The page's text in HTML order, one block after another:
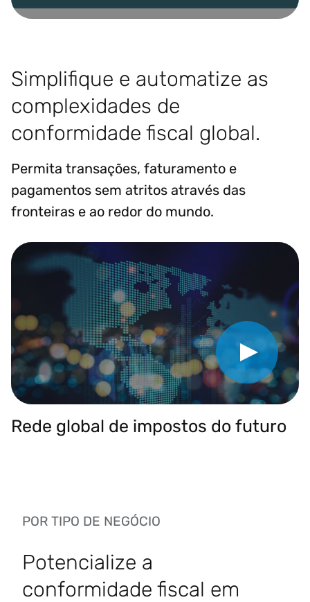
Simplifique e automatize as
complexidades de
conformidade fiscal global.
Permita transações, faturamento e
pagamentos sem atritos através das
fronteiras e ao redor do mundo.
Play Video
Rede global de impostos do futuro
POR TIPO DE NEGÓCIO
Potencialize a
conformidade fiscal em